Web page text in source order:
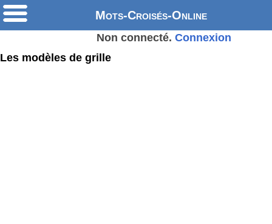
Mots-Croisés-Online
Non connecté. Connexion
Les modèles de grille